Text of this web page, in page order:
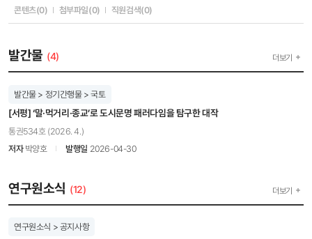
콘텐츠(0)선택안됨
첨부파일(0)선택안됨
직원검색(0)
발간물 (4) 더보기
발간물 > 정기간행물 > 국토
[서평] ‘말·먹거리·종교’로 도시문명 패러다임을 탐구한 대작
통권534호 (2026. 4.)
저자박양호 발행일 2026-04-30
연구원소식 (12) 더보기
연구원소식 > 공지사항